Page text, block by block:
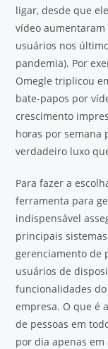
ligar, desde que
vídeo
usuários nos
pandemia). Por
Omegle triplicou
bate-papos por
crescimento
horas por semana
verdadeiro luxo
Para fazer a
ferramenta para
indispensável
principais
gerenciamento de
usuários de
funcionalidades
empresa. O que é
de pessoas em
por dia apenas